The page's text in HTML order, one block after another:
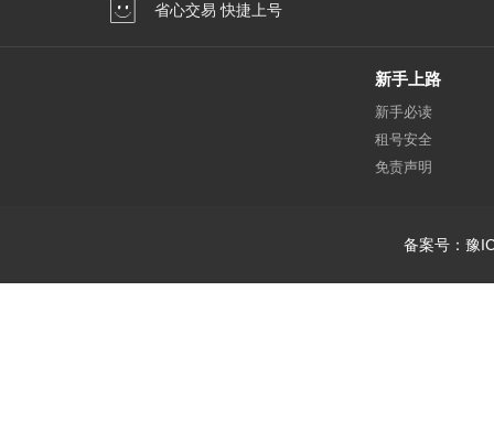
省心交易 快捷上号
新手上路
新手必读
租号安全
免责声明
备案号：豫